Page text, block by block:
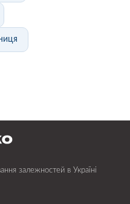
залежностей в Україні